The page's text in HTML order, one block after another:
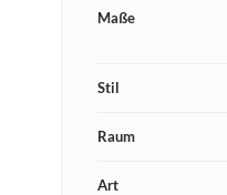
Maße
Stil
Raum
Art